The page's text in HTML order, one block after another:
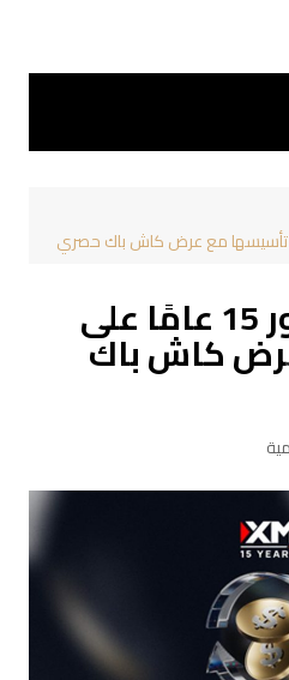
تحتفل XM بمرور 15 عامًا على
كاش باك